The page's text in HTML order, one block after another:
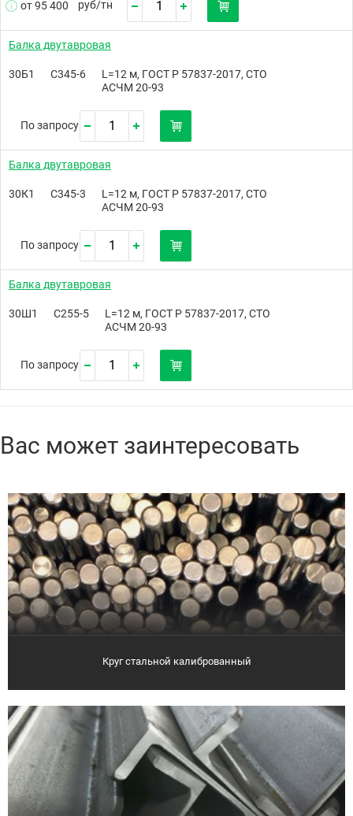
от 95 400 руб/тн
Балка двутавровая
30Б1 С345-6
L=12 м, ГОСТ Р 57837-2017, СТО
АСЧМ 20-93
По запросу
Балка двутавровая
30К1 С345-3
L=12 м, ГОСТ Р 57837-2017, СТО
АСЧМ 20-93
По запросу
Балка двутавровая
30Ш1 С255-5
L=12 м, ГОСТ Р 57837-2017, СТО
АСЧМ 20-93
По запросу
Вас может заинтересовать
Круг стальной калиброванный